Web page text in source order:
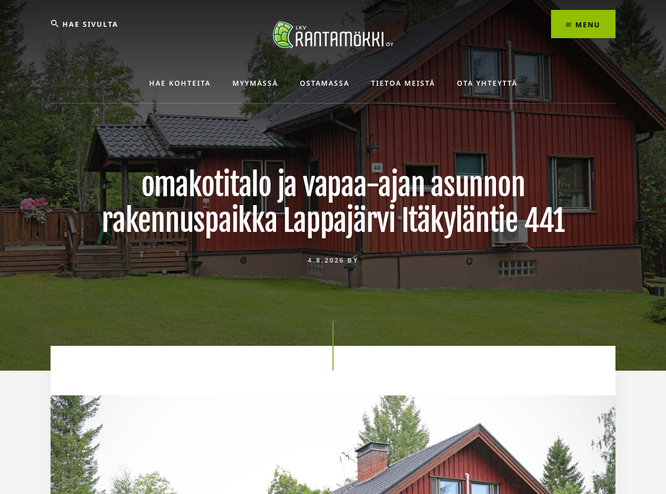
Skip
content
MENU
Hae
HAE KOHTEITA MYYMÄSSÄ OSTAMASSA TIETOA MEISTÄ OTA YHTEYTTÄ
omakotitalo ja vapaa-ajan asunnon
rakennuspaikka Lappajärvi Itäkyläntie 441
4.8.2026BY